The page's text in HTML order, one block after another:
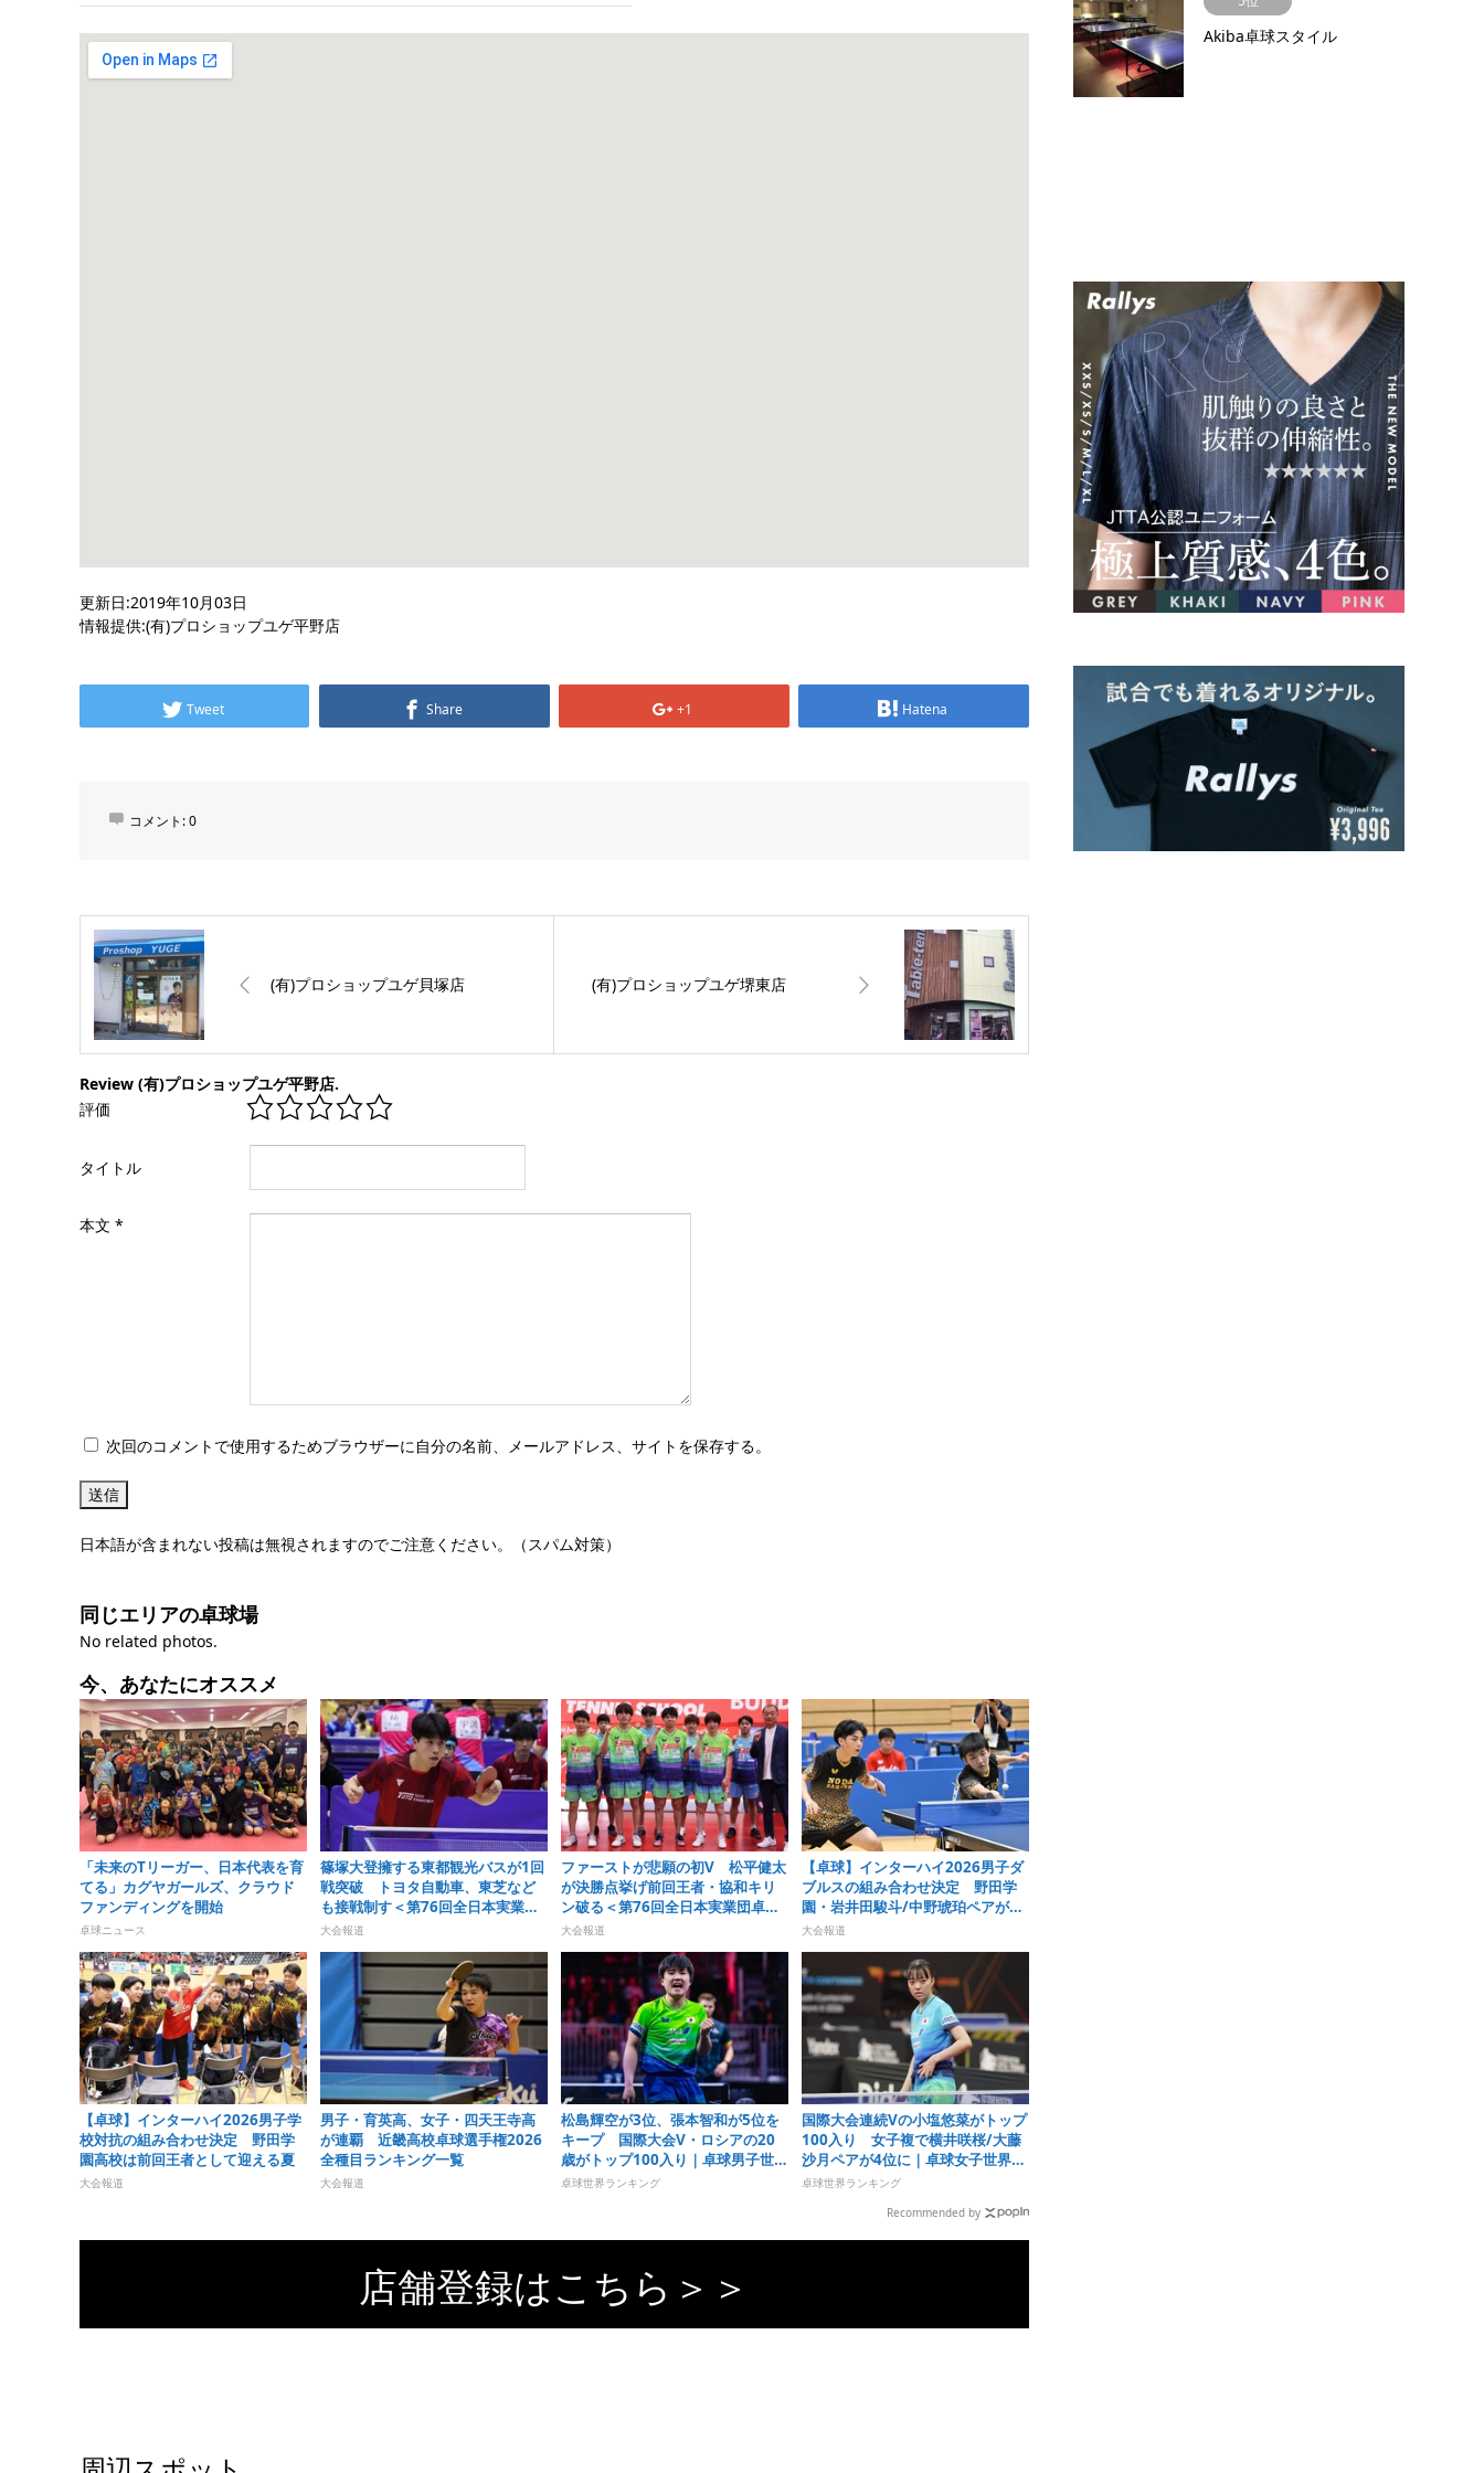
更新日:2019年10月03日
情報提供:(有)プロショップユゲ平野店
Tweet Share +1 Hatena
コメント:0
(有)プロショップユゲ貝塚店 (有)プロショップユゲ堺東店
Review (有)プロショップユゲ平野店.
評価
タイトル
本文 *
次回のコメントで使用するためブラウザーに自分の名前、メールアドレス、サイトを保存する。
日本語が含まれない投稿は無視されますのでご注意ください。（スパム対策）
同じエリアの卓球場
No related photos.
今、あなたにオススメ
「未来のTリーガー、日本代表を育
てる」カグヤガールズ、クラウド
ファンディングを開始
卓球ニュース
篠塚大登擁する東都観光バスが1回
戦突破 トヨタ自動車、東芝など
も接戦制す＜第76回全日本実業団
卓球選手権大会＞
大会報道
ファーストが悲願の初V 松平健太
が決勝点挙げ前回王者・協和キリ
ン破る＜第76回全日本実業団卓球
選手権大会＞
大会報道
【卓球】インターハイ2026男子ダ
ブルスの組み合わせ決定 野田学
園・岩井田駿斗/中野琥珀ペアが第
1シードに
大会報道
【卓球】インターハイ2026男子学
校対抗の組み合わせ決定 野田学
園高校は前回王者として迎える夏
大会報道
男子・育英高、女子・四天王寺高
が連覇 近畿高校卓球選手権2026
全種目ランキング一覧
大会報道
松島輝空が3位、張本智和が5位を
キープ 国際大会V・ロシアの20
歳がトップ100入り｜卓球男子世界
ランキング（2026年第32週）
卓球世界ランキング
国際大会連続Vの小塩悠菜がトップ
100入り 女子複で横井咲桜/大藤
沙月ペアが4位に｜卓球女子世界ラ
ンキング（2026年第32週）
卓球世界ランキング
Recommended by
店舗登録はこちら＞＞
Akiba卓球スタイル